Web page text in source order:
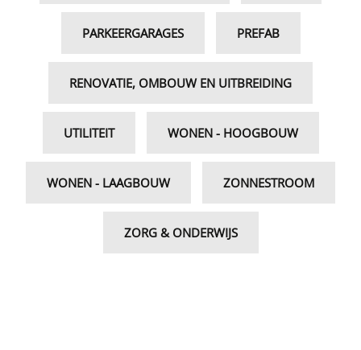
PARKEERGARAGES PREFAB
RENOVATIE, OMBOUW EN UITBREIDING
UTILITEIT WONEN - HOOGBOUW
WONEN - LAAGBOUW ZONNESTROOM
ZORG & ONDERWIJS